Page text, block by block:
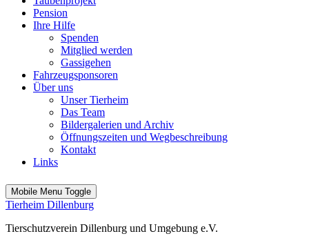
Pension
Ihre Hilfe
Spenden
Mitglied werden
Gassigehen
Fahrzeugsponsoren
Über uns
Unser Tierheim
Das Team
Bildergalerien und Archiv
Öffnungszeiten und Wegbeschreibung
Kontakt
Links
Mobile Menu Toggle
Tierheim Dillenburg
Tierschutzverein Dillenburg und Umgebung e.V.